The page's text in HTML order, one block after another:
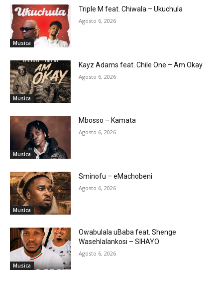
Musica
Triple M feat. Chiwala – Ukuchula
Agosto 6, 2026
Musica
Kayz Adams feat. Chile One – Am Okay
Agosto 6, 2026
Musica
Mbosso – Kamata
Agosto 6, 2026
Musica
Sminofu – eMachobeni
Agosto 6, 2026
Musica
Owabulala uBaba feat. Shenge
Wasehlalankosi – SIHAYO
Agosto 6, 2026